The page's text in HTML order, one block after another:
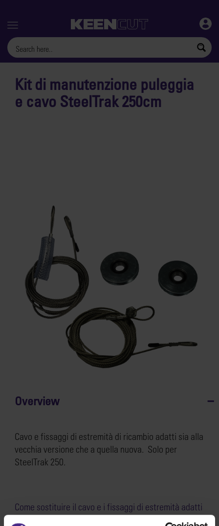
Menu
Kit di manutenzione puleggia
e cavo SteelTrak 250cm
Overview
Cavo e fissaggi di estremità di ricambio adatti sia alla
vecchia versione che a quella nuova. Solo per
SteelTrak 250.
Come sostituire il cavo e i fissaggi di estremità adatti
sia alla vecchia versione di SteelTrak 250 che a quella